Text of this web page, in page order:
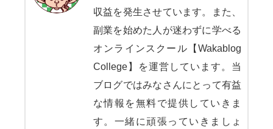
収益を発生させています。また、
副業を始めた人が迷わずに学べる
オンラインスクール【Wakablog
College】を運営しています。当
ブログではみなさんにとって有益
な情報を無料で提供していきま
す。一緒に頑張っていきましょ